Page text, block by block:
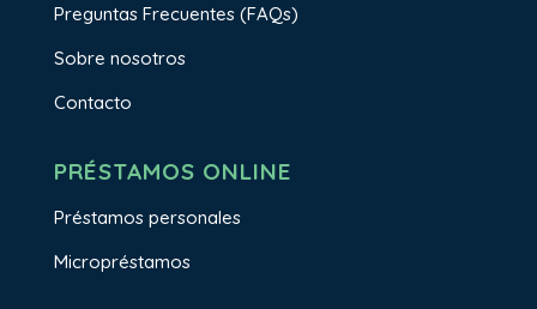
Preguntas Frecuentes (FAQs)
Sobre nosotros
Contacto
PRÉSTAMOS ONLINE
Préstamos personales
Micropréstamos